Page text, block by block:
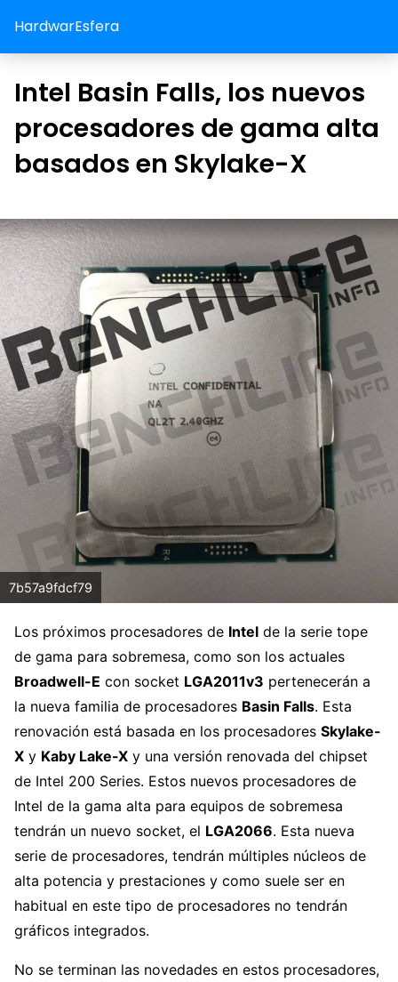
HardwarEsfera
Intel Basin Falls, los nuevos
procesadores de gama alta
basados en Skylake-X
7b57a9fdcf79
Los próximos procesadores de Intel de la serie tope
de gama para sobremesa, como son los actuales
Broadwell-E con socket LGA2011v3 pertenecerán a
la nueva familia de procesadores Basin Falls. Esta
renovación está basada en los procesadores Skylake-
X y Kaby Lake-X y una versión renovada del chipset
de Intel 200 Series. Estos nuevos procesadores de
Intel de la gama alta para equipos de sobremesa
tendrán un nuevo socket, el LGA2066. Esta nueva
serie de procesadores, tendrán múltiples núcleos de
alta potencia y prestaciones y como suele ser en
habitual en este tipo de procesadores no tendrán
gráficos integrados.
No se terminan las novedades en estos procesadores,